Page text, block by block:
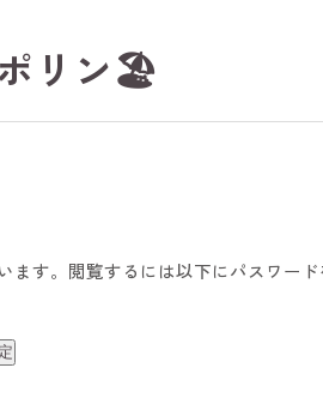
リン🏖️
ます。閲覧するには以下にパスワード